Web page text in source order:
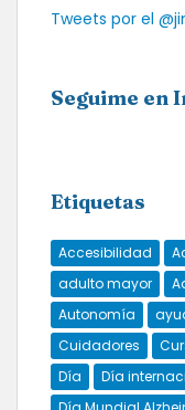
Tweets por el
Seguime en
Etiquetas
Accesibilidad
adulto mayor
Autonomía
Cuidadores
Día
Día